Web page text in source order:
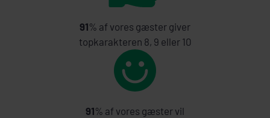
91% af vores gæster giver
topkarakteren 8, 9 eller 10
91% af vores gæster vil